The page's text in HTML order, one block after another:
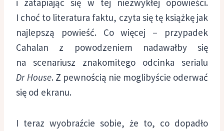
i zatapiając się w tej niezwykłej opowieści.
I choć to literatura faktu, czyta się tę książkę jak
najlepszą powieść. Co więcej – przypadek
Cahalan z powodzeniem nadawałby się
na scenariusz znakomitego odcinka serialu
Dr House. Z pewnością nie moglibyście oderwać
się od ekranu.
I teraz wyobraźcie sobie, że to, co dopadło